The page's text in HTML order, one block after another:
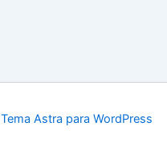
Tema Astra para WordPress